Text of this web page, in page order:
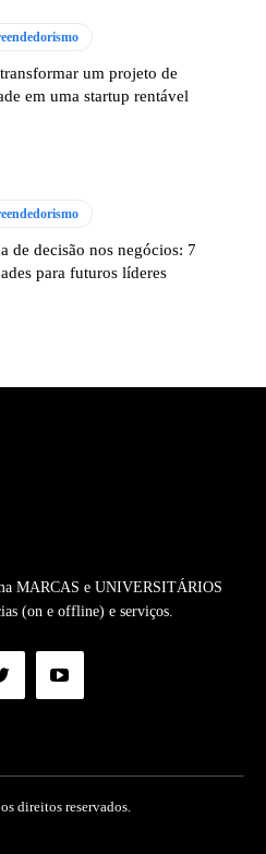
um projeto de
em uma startup rentável
de decisão nos negócios: 7
para futuros líderes
MARCAS e UNIVERSITÁRIOS
(on e offline) e serviços.
direitos reservados.